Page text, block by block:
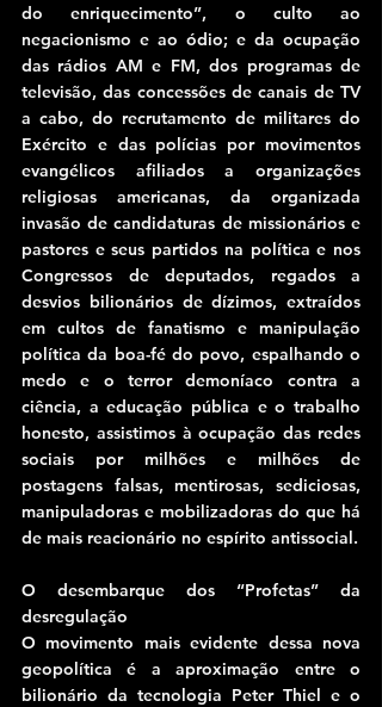
do enriquecimento”, o culto ao
negacionismo e ao ódio; e da ocupação
das rádios AM e FM, dos programas de
televisão, das concessões de canais de TV
a cabo, do recrutamento de militares do
Exército e das polícias por movimentos
evangélicos afiliados a organizações
religiosas americanas, da organizada
invasão de candidaturas de missionários e
pastores e seus partidos na política e nos
Congressos de deputados, regados a
desvios bilionários de dízimos, extraídos
em cultos de fanatismo e manipulação
política da boa-fé do povo, espalhando o
medo e o terror demoníaco contra a
ciência, a educação pública e o trabalho
honesto, assistimos à ocupação das redes
sociais por milhões e milhões de
postagens falsas, mentirosas, sediciosas,
manipuladoras e mobilizadoras do que há
de mais reacionário no espírito antissocial.
O desembarque dos “Profetas” da
desregulação
O movimento mais evidente dessa nova
geopolítica é a aproximação entre o
bilionário da tecnologia Peter Thiel e o